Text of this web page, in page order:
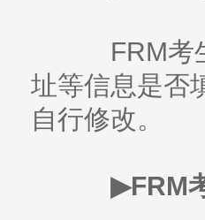
FRM考生
址等信息是否
自行修改。
▶FRM考